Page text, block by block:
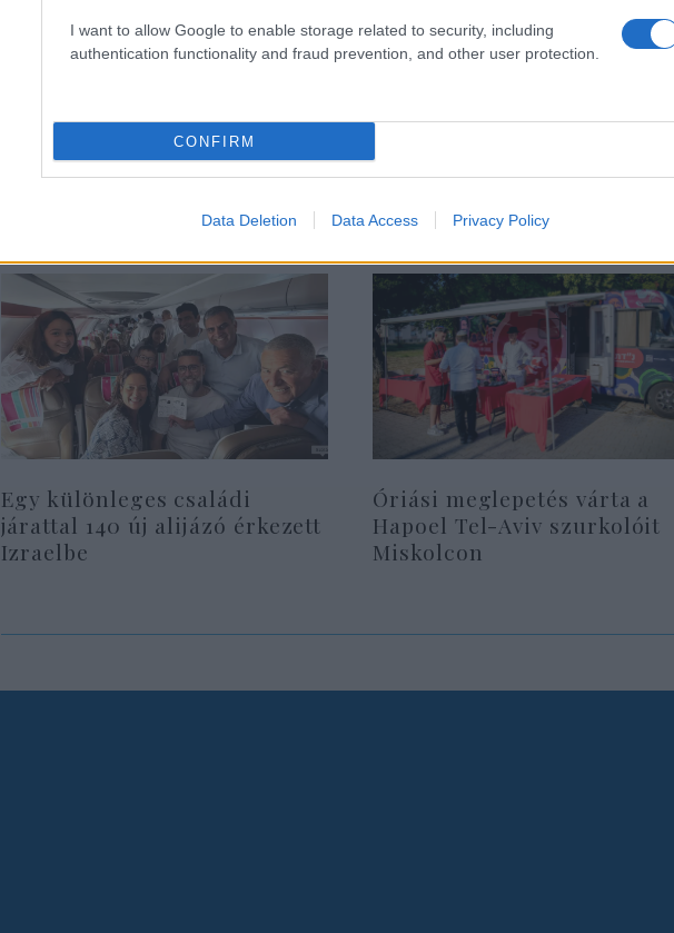
I want to allow Google to enable storage related to security, including
authentication functionality and fraud prevention, and other user protection.
CONFIRM
Data Deletion Data Access Privacy Policy
Tlaib szavaiból úgy tűnik, a képviselőhölgy
gondolkodik, egy Palesztinában Izrael helyén.
Egy különleges családi
járattal 140 új alijázó érkezett
Izraelbe
Óriási meglepetés várta a
Hapoel Tel-Aviv szurkolóit
Miskolcon